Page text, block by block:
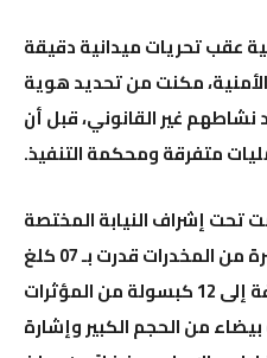
عقب تحريات ميدانية دقيقة
مكنت من تحديد هوية
نشاطهم غير القانوني، قبل أن
متفرقة ومحكمة التنفيذ.
تحت إشراف النيابة المختصة
إقليميًا، عن حجز كمية معتبرة من المخدرات قدرت بـ 07 كلغ
من الكيف المعالج، إضافة إلى 12 كبسولة من المؤثرات
جانب 04 أسلحة بيضاء من الحجم الكبير وإشارة